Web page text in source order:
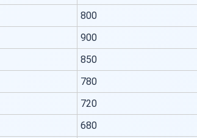
800
900
850
780
720
680